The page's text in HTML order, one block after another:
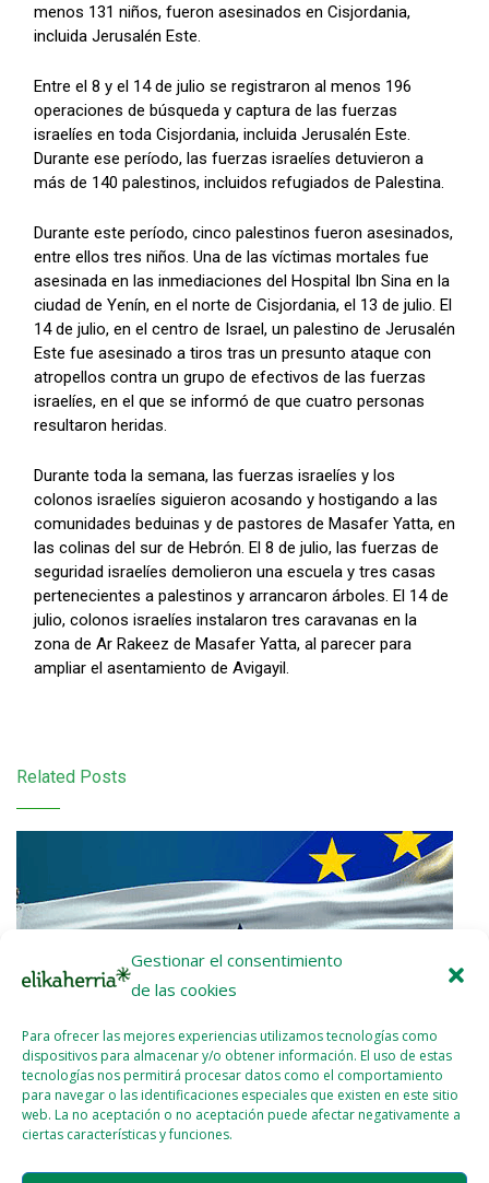
Gestionar el consentimiento
de las cookies
Para ofrecer las mejores experiencias utilizamos tecnologías como
dispositivos para almacenar y/o obtener información. El uso de estas
tecnologías nos permitirá procesar datos como el comportamiento
para navegar o las identificaciones especiales que existen en este sitio
web. La no aceptación o no aceptación puede afectar negativamente a
ciertas características y funciones.
menos 131 niños, fueron asesinados en Cisjordania,
incluida Jerusalén Este.
Entre el 8 y el 14 de julio se registraron al menos 196
operaciones de búsqueda y captura de las fuerzas
israelíes en toda Cisjordania, incluida Jerusalén Este.
Durante ese período, las fuerzas israelíes detuvieron a
más de 140 palestinos, incluidos refugiados de Palestina.
Durante este período, cinco palestinos fueron asesinados,
entre ellos tres niños. Una de las víctimas mortales fue
asesinada en las inmediaciones del Hospital Ibn Sina en la
ciudad de Yenín, en el norte de Cisjordania, el 13 de julio. El
14 de julio, en el centro de Israel, un palestino de Jerusalén
Este fue asesinado a tiros tras un presunto ataque con
atropellos contra un grupo de efectivos de las fuerzas
israelíes, en el que se informó de que cuatro personas
resultaron heridas.
Durante toda la semana, las fuerzas israelíes y los
colonos israelíes siguieron acosando y hostigando a las
comunidades beduinas y de pastores de Masafer Yatta, en
las colinas del sur de Hebrón. El 8 de julio, las fuerzas de
seguridad israelíes demolieron una escuela y tres casas
pertenecientes a palestinos y arrancaron árboles. El 14 de
julio, colonos israelíes instalaron tres caravanas en la
zona de Ar Rakeez de Masafer Yatta, al parecer para
ampliar el asentamiento de Avigayil.
Related Posts
Nota de prensa: ¡UE-Mercosur Stop!